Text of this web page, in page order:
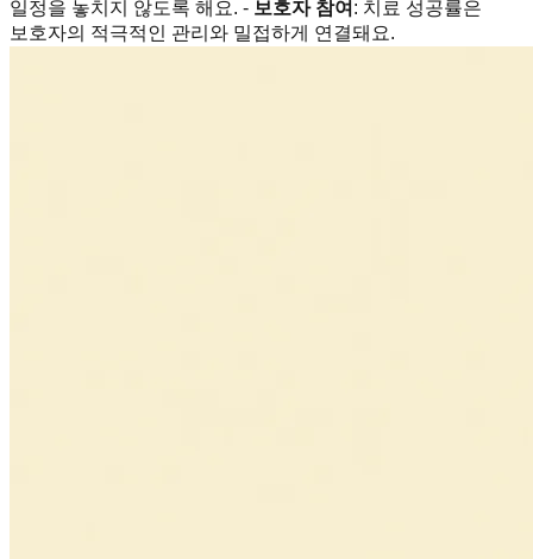
일정을 놓치지 않도록 해요. - 보호자 참여 : 치료 성공률은
보호자의 적극적인 관리와 밀접하게 연결돼요.